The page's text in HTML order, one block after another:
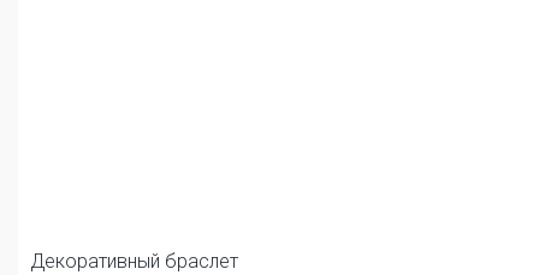
Декоративный браслет